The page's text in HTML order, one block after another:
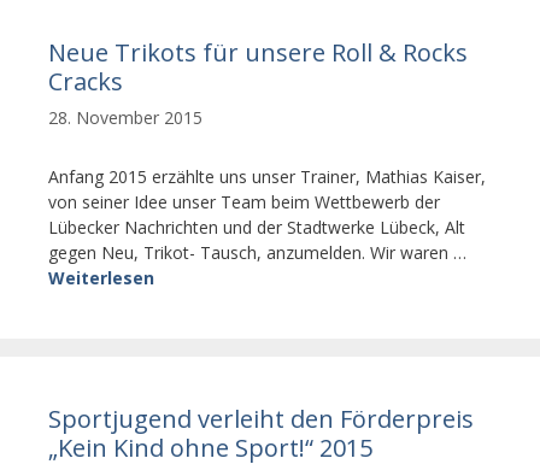
Neue Trikots für unsere Roll & Rocks
Cracks
28. November 2015
Anfang 2015 erzählte uns unser Trainer, Mathias Kaiser,
von seiner Idee unser Team beim Wettbewerb der
Lübecker Nachrichten und der Stadtwerke Lübeck, Alt
gegen Neu, Trikot- Tausch, anzumelden. Wir waren …
Weiterlesen
Sportjugend verleiht den Förderpreis
„Kein Kind ohne Sport!“ 2015